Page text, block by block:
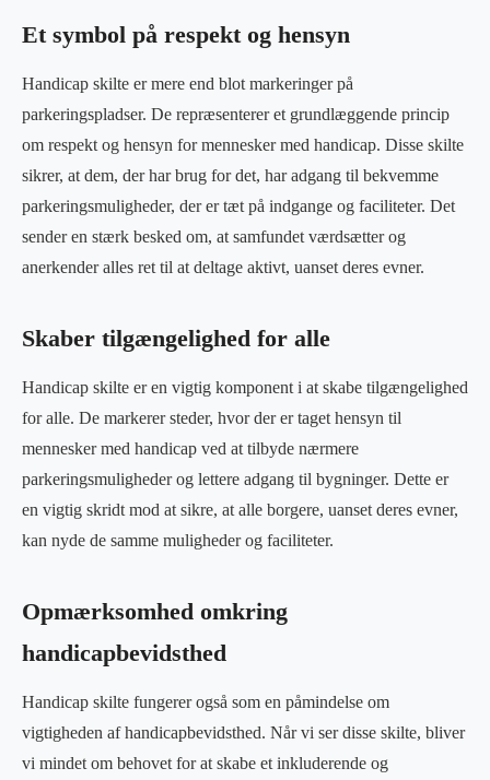
Et symbol på respekt og hensyn
Handicap skilte er mere end blot markeringer på
parkeringspladser. De repræsenterer et grundlæggende princip
om respekt og hensyn for mennesker med handicap. Disse skilte
sikrer, at dem, der har brug for det, har adgang til bekvemme
parkeringsmuligheder, der er tæt på indgange og faciliteter. Det
sender en stærk besked om, at samfundet værdsætter og
anerkender alles ret til at deltage aktivt, uanset deres evner.
Skaber tilgængelighed for alle
Handicap skilte er en vigtig komponent i at skabe tilgængelighed
for alle. De markerer steder, hvor der er taget hensyn til
mennesker med handicap ved at tilbyde nærmere
parkeringsmuligheder og lettere adgang til bygninger. Dette er
en vigtig skridt mod at sikre, at alle borgere, uanset deres evner,
kan nyde de samme muligheder og faciliteter.
Opmærksomhed omkring
handicapbevidsthed
Handicap skilte fungerer også som en påmindelse om
vigtigheden af handicapbevidsthed. Når vi ser disse skilte, bliver
vi mindet om behovet for at skabe et inkluderende og